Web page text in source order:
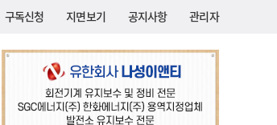
구독신청 지면보기 공지사항 관리자